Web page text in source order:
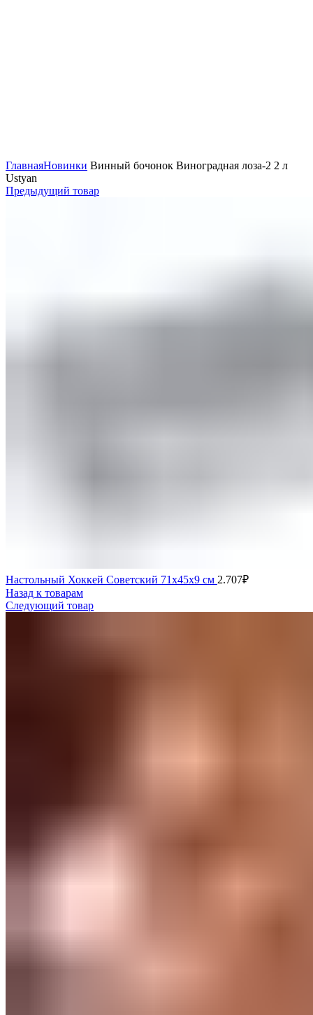
ГлавнаяНовинки Винный бочонок Виноградная лоза-2 2 л
Ustyan
Предыдущий товар
Настольный Хоккей Советский 71х45х9 см 2.707₽
Назад к товарам
Следующий товар